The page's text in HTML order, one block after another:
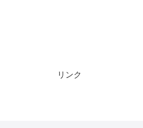
リンク